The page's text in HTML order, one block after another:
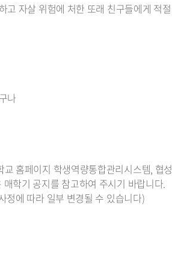
고 자살 위험에 처한 또래 친구들에게 적
나
교 홈페이지 학생역량통합관리시스템, 협
매학기 공지를 참고하여 주시기 바랍니다.
정에 따라 일부 변경될 수 있습니다)